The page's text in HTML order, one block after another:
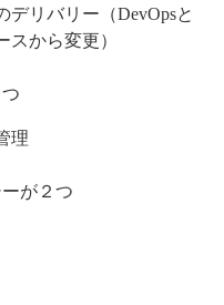
リバリー（DevOpsと
スから変更）
理
が２つ